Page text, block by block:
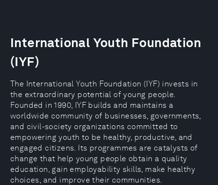
International Youth Foundation
(IYF)
The International Youth Foundation (IYF) invests in
the extraordinary potential of young people.
Founded in 1990, IYF builds and maintains a
worldwide community of businesses, governments,
and civil-society organizations committed to
empowering youth to be healthy, productive, and
engaged citizens. Its programmes are catalysts of
change that help young people obtain a quality
education, gain employability skills, make healthy
choices, and improve their communities.